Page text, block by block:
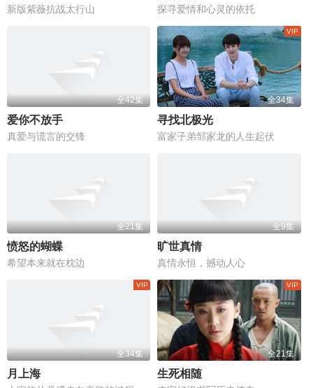
新版紫薇抗战太行山 探寻爱情和心灵的依托
全42集
爱你不放手
真爱与谎言的交锋
全34集
寻找北极光
富家子弟邹家龙的人生起伏
全21集
愤怒的蝴蝶
希望本来就在枕边
全9集
旷世真情
真情永恒，撼动人心
全34集
月上海
全21集
生死相随